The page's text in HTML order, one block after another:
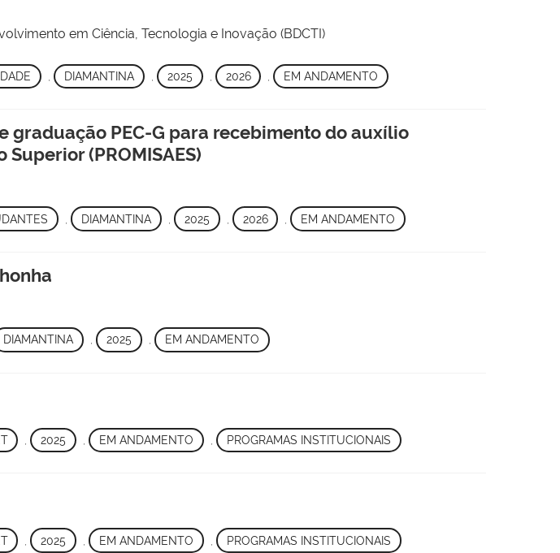
em Ciência, Tecnologia e Inovação (BDCTI)
, DIAMANTINA 2025 2026 , EM ANDAMENTO
PEC-G para recebimento do auxílio
(PROMISAES)
, DIAMANTINA 2025 2026 , EM ANDAMENTO
DIAMANTINA , 2025 , EM ANDAMENTO
, 2025 , EM ANDAMENTO PROGRAMAS INSTITUCIONAIS
, 2025 , EM ANDAMENTO PROGRAMAS INSTITUCIONAIS